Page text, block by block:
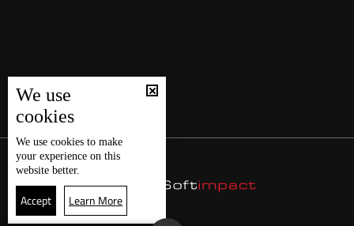
We use
cookies
We use cookies to make
your experience on this
website better.
Accept Learn More